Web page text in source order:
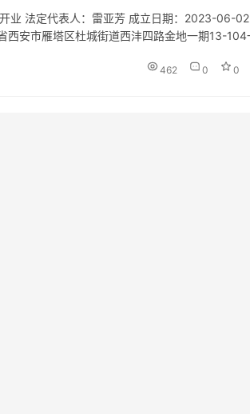
业 法定代表人：雷亚芳 成立日期：2023-06-
安市雁塔区杜城街道西沣四路金地一期13-104
462 0 0